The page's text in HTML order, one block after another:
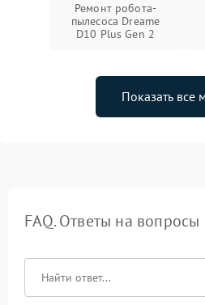
Ремонт робота-
пылесоса Dreame
D10 Plus Gen 2
Показать все
FAQ. Ответы на вопросы